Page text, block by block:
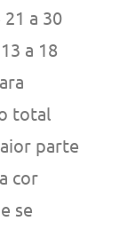
a 30
a 18
total
parte
cor
se